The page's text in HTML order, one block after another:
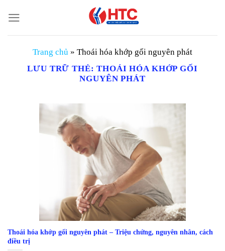
đến
nội
Trang chủ » Thoái hóa khớp gối nguyên phát
LƯU TRỮ THẺ:THOÁI HÓA KHỚP GỐI
NGUYÊN PHÁT
Thoái hóa khớp gối nguyên phát – Triệu chứng, nguyên nhân, cách
điều trị